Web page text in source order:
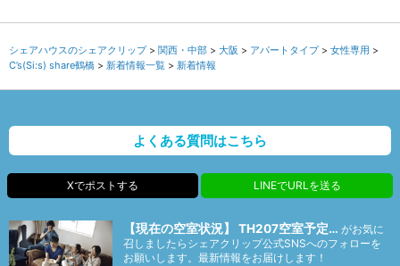
シェアハウスのシェアクリップ 関西・中部 大阪 アパートタイプ
女性専用
C’s(Si:s) share鶴橋
新着情報一覧 新着情報
よくある質問はこちら
Xでポストする LINEでURLを送る
【現在の空室状況】 TH207空室予定… がお気に
召しましたらシェアクリップ公式SNSへのフォローを
お願いします。最新情報をお届けします！